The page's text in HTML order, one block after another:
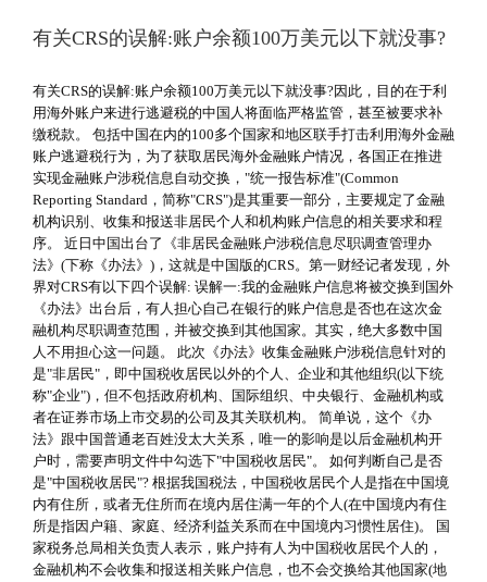
有关CRS的误解:账户余额100万美元以下就没事?
有关CRS的误解:账户余额100万美元以下就没事?因此，目的在于利
用海外账户来进行逃避税的中国人将面临严格监管，甚至被要求补
缴税款。 包括中国在内的100多个国家和地区联手打击利用海外金融
账户逃避税行为，为了获取居民海外金融账户情况，各国正在推进
实现金融账户涉税信息自动交换，"统一报告标准"(Common
Reporting Standard，简称"CRS")是其重要一部分，主要规定了金融
机构识别、收集和报送非居民个人和机构账户信息的相关要求和程
序。 近日中国出台了《非居民金融账户涉税信息尽职调查管理办
法》(下称《办法》)，这就是中国版的CRS。第一财经记者发现，外
界对CRS有以下四个误解: 误解一:我的金融账户信息将被交换到国外
《办法》出台后，有人担心自己在银行的账户信息是否也在这次金
融机构尽职调查范围，并被交换到其他国家。其实，绝大多数中国
人不用担心这一问题。 此次《办法》收集金融账户涉税信息针对的
是"非居民"，即中国税收居民以外的个人、企业和其他组织(以下统
称"企业")，但不包括政府机构、国际组织、中央银行、金融机构或
者在证券市场上市交易的公司及其关联机构。 简单说，这个《办
法》跟中国普通老百姓没太大关系，唯一的影响是以后金融机构开
户时，需要声明文件中勾选下"中国税收居民"。 如何判断自己是否
是"中国税收居民"? 根据我国税法，中国税收居民个人是指在中国境
内有住所，或者无住所而在境内居住满一年的个人(在中国境内有住
所是指因户籍、家庭、经济利益关系而在中国境内习惯性居住)。 国
家税务总局相关负责人表示，账户持有人为中国税收居民个人的，
金融机构不会收集和报送相关账户信息，也不会交换给其他国家(地